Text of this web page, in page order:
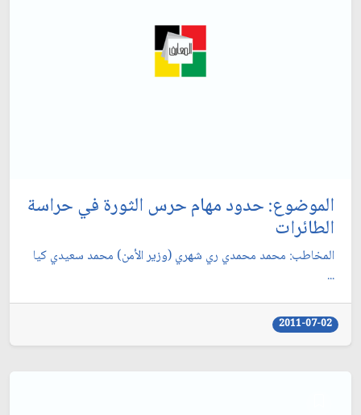
الموضوع: حدود مهام حرس الثورة في حراسة
الطائرات‏
المخاطب: محمد محمدي ري شهري (وزير الأمن) محمد سعيدي كيا
...
2011-07-02